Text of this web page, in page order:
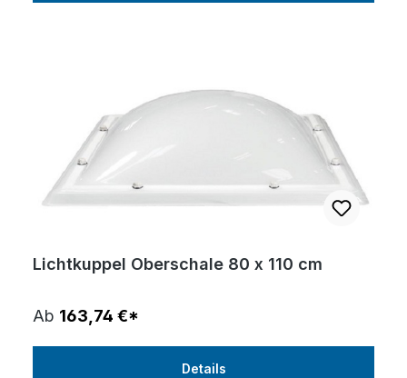
Lichtkuppel Oberschale 80 x 110 cm
Ab 163,74 €*
Details